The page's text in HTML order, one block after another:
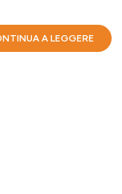
A LEGGERE